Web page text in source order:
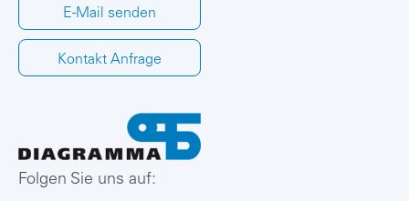
E-Mail senden
Kontakt Anfrage
Folgen Sie uns auf: